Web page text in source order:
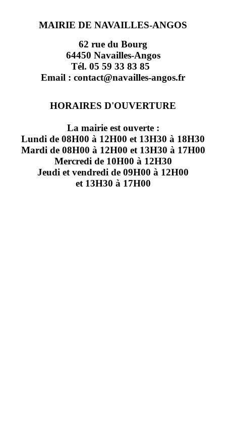
MAIRIE DE NAVAILLES-ANGOS
62 rue du Bourg
64450 Navailles-Angos
Tél. 05 59 33 83 85
Email : contact@navailles-angos.fr
HORAIRES D'OUVERTURE
La mairie est ouverte :
Lundi de 08H00 à 12H00 et 13H30 à 18H30
Mardi de 08H00 à 12H00 et 13H30 à 17H00
Mercredi de 10H00 à 12H30
Jeudi et vendredi de 09H00 à 12H00
et 13H30 à 17H00